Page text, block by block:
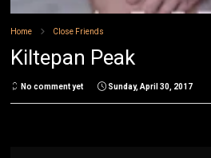
Home Close Friends
Kiltepan Peak
No comment yet Sunday, April 30, 2017